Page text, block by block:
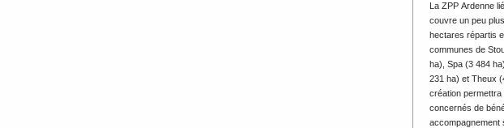
La ZPP Ardenne
couvre un peu
hectares répartis
communes de
ha), Spa (3 484
231 ha) et Theux
création permettra
concernés de
accompagnement